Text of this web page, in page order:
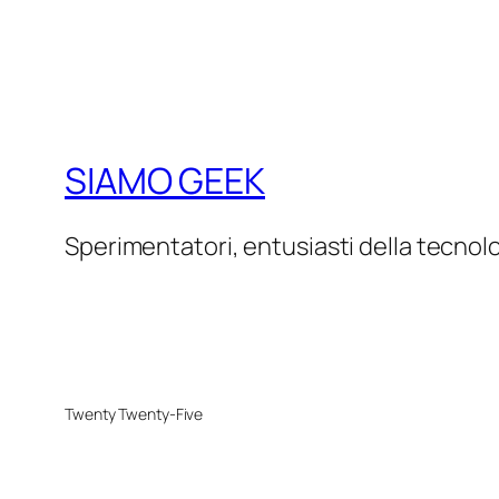
SIAMO GEEK
Sperimentatori, entusiasti della
Twenty Twenty-Five